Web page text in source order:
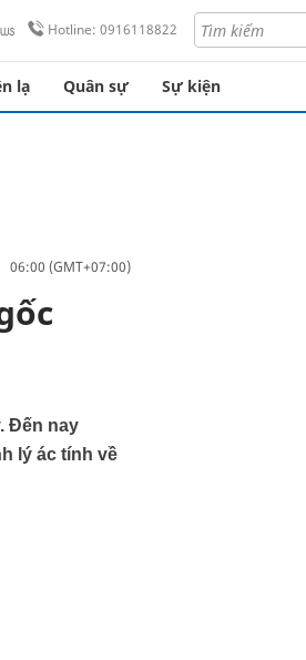
Hotline: 0916118822
lạ Quân sự Sự kiện
(GMT+07:00)
Đến nay
lý ác tính về